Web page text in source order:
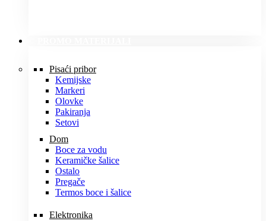
Pisaći pribor
Kemijske
Markeri
Olovke
Pakiranja
Setovi
Dom
Boce za vodu
Keramičke šalice
Ostalo
Pregače
Termos boce i šalice
Elektronika